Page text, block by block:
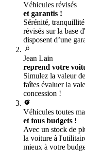
Véhicules révisés
et garantis !
Sérénité,
révisés sur la base
disposent d’une
Jean Lain
reprend votre
Simulez la valeur
faîtes évaluer la
concession !
Véhicules toutes
et tous budgets !
Avec un stock de
la voiture à
mieux à votre